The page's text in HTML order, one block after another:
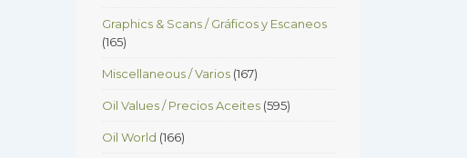
Graphics & Scans / Gráficos y Escaneos
(165)
Miscellaneous / Varios (167)
Oil Values / Precios Aceites (595)
Oil World (166)